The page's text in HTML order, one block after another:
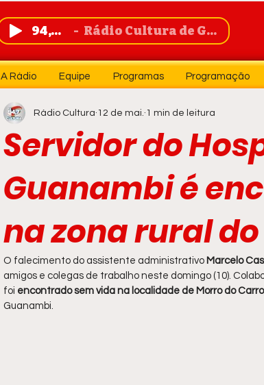
94,7 FM Rádio Cultura de Guanambi
A Rádio Equipe Programas Programação
Servidor do
Guanambi é
na zona rural
Rádio Cultura 12 de mai. 1 min de leitura
O falecimento do assistente administrativo Marcelo
amigos e colegas de trabalho neste domingo (10).
foi encontrado sem vida na localidade de Morro do Carro
Guanambi.